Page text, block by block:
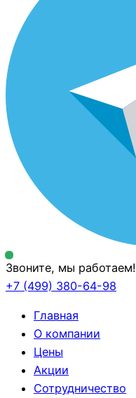
Звоните, мы работаем!
+7 (499) 380-64-98
Главная
О компании
Цены
Акции
Сотрудничество